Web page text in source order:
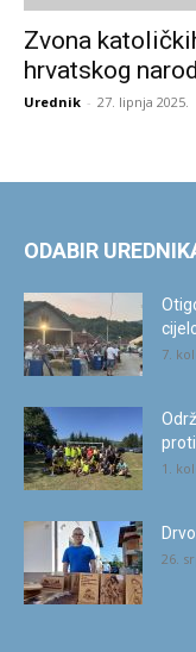
Zvona
hrvatskog
Urednik - 27. lipnja 2025.
ODABIR
7.
1.
26.